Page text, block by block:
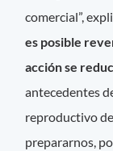
comercial”,
es posible
acción se
antecedentes
reproductivo
prepararnos,